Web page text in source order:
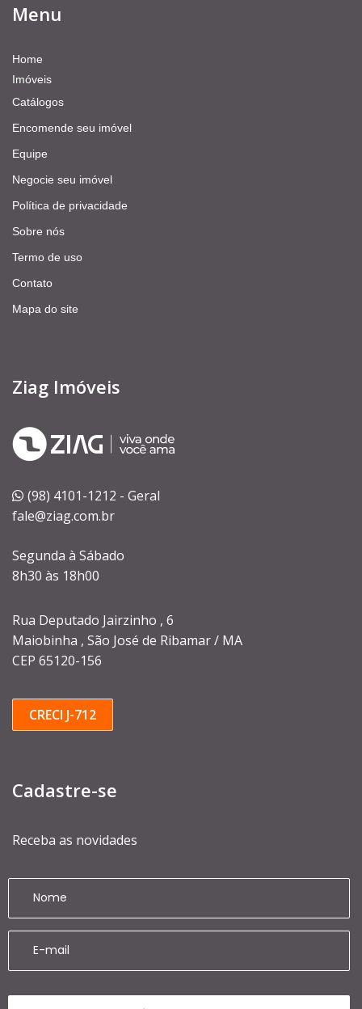
Menu
Home
Imóveis
Catálogos
Encomende seu imóvel
Equipe
Negocie seu imóvel
Política de privacidade
Sobre nós
Termo de uso
Contato
Mapa do site
Ziag Imóveis
(98) 4101-1212 - Geral
fale@ziag.com.br
Segunda à Sábado
8h30 às 18h00
Rua Deputado Jairzinho , 6
Maiobinha , São José de Ribamar / MA
CEP 65120-156
CRECI J-712
Cadastre-se
Receba as novidades